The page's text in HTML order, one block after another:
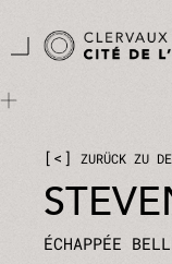
< ZURÜCK ZU
ÉCHAPPÉE